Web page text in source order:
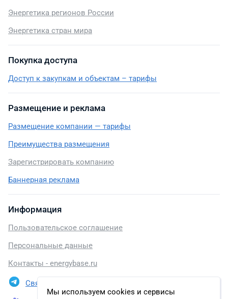
Мы используем cookies и сервисы
Энергетика регионов России
Энергетика стран мира
Покупка доступа
Доступ к закупкам и объектам – тарифы
Размещение и реклама
Размещение компании — тарифы
Преимущества размещения
Зарегистрировать компанию
Баннерная реклама
Информация
Пользовательское соглашение
Персональные данные
Контакты - energybase.ru
Связаться в Telegram